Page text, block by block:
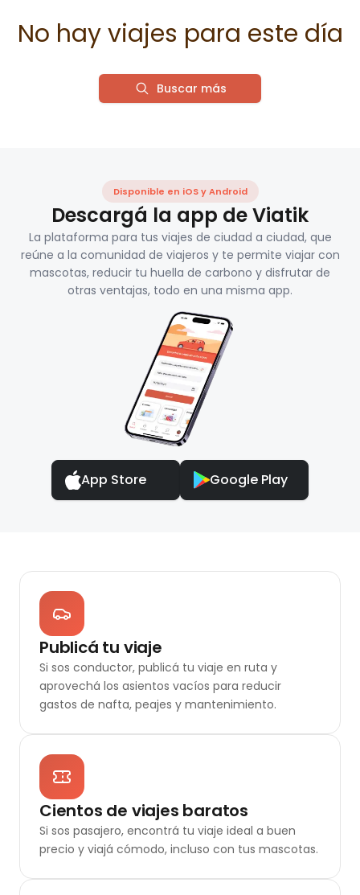
No hay viajes para este día
Buscar más
Disponible en iOS y Android
Descargá la app de Viatik
La plataforma para tus viajes de ciudad a ciudad, que
reúne a la comunidad de viajeros y te permite viajar con
mascotas, reducir tu huella de carbono y disfrutar de
otras ventajas, todo en una misma app.
App Store Google Play
Publicá tu viaje
Si sos conductor, publicá tu viaje en ruta y
aprovechá los asientos vacíos para reducir
gastos de nafta, peajes y mantenimiento.
Cientos de viajes baratos
Si sos pasajero, encontrá tu viaje ideal a buen
precio y viajá cómodo, incluso con tus mascotas.